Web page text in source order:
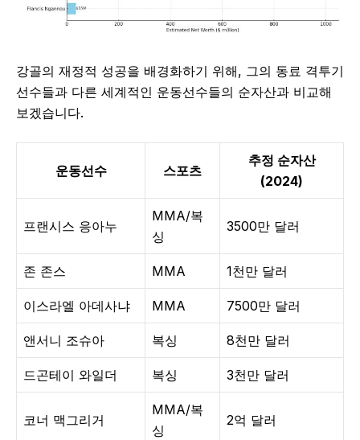
강골의 재정적 성공을 배경화하기 위해, 그의 동료 격투기
선수들과 다른 세계적인 운동선수들의 순자산과 비교해
보겠습니다.
운동선수 스포츠
추정 순자산
(2024)
프랜시스 응아누
MMA/복
싱
3500만 달러
존 존스 MMA 1천만 달러
이스라엘 아데사냐 MMA 7500만 달러
앤서니 조슈아 복싱 8천만 달러
드곤테이 와일더 복싱 3천만 달러
코너 맥그리거
MMA/복
싱
2억 달러